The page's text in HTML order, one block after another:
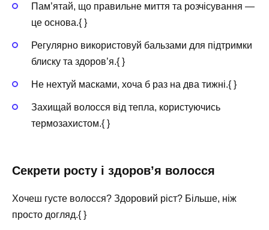
Пам’ятай, що правильне миття та розчісування —
це основа.{ }
Регулярно використовуй бальзами для підтримки
блиску та здоров’я.{ }
Не нехтуй масками, хоча б раз на два тижні.{ }
Захищай волосся від тепла, користуючись
термозахистом.{ }
Секрети росту і здоров’я волосся
Хочеш густе волосся? Здоровий ріст? Більше, ніж
просто догляд.{ }